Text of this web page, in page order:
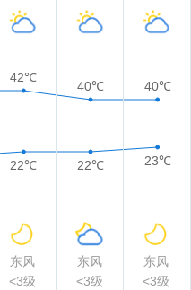
42℃
40℃ 40℃
22℃ 22℃ 23℃
东风 东风
东风
<3级 <3级 <3级